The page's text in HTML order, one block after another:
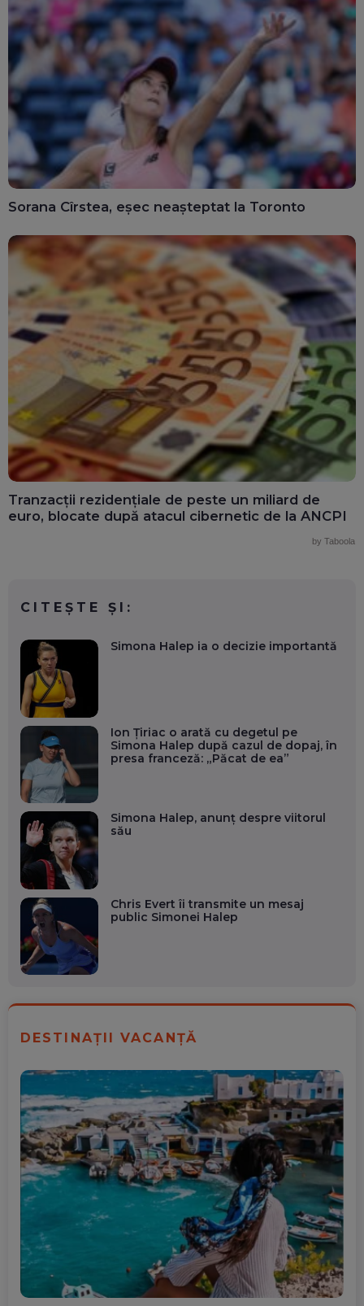
Sorana Cîrstea, eșec neașteptat la Toronto
Tranzacții rezidențiale de peste un miliard de
euro, blocate după atacul cibernetic de la ANCPI
by Taboola
CITEȘTE ȘI:
Simona Halep ia o decizie importantă
Ion Țiriac o arată cu degetul pe
Simona Halep după cazul de dopaj, în
presa franceză: „Păcat de ea”
Simona Halep, anunț despre viitorul
său
Chris Evert îi transmite un mesaj
public Simonei Halep
DESTINAȚII VACANȚĂ